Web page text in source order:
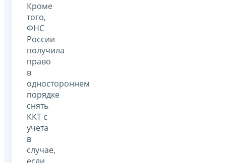
Кроме
того,
ФНС
России
получила
право
в
одностороннем
порядке
снять
ККТ с
учета
в
случае,